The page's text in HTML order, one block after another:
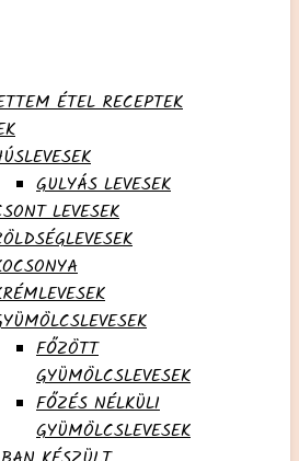
ÉTEL RECEPTEK
GULYÁS LEVESEK
LEVESEK
FŐZÖTT
GYÜMÖLCSLEVESEK
FŐZÉS NÉLKÜLI
GYÜMÖLCSLEVESEK